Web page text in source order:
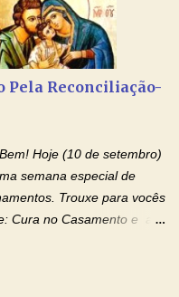
vos conduzir; atrás de vós
abençoar. Ele que vive
Oração De Cura De
no poder de Teu
de todo Nome, que todos
em minha linha de
Pela Reconciliação-
Hoje (10 de setembro)
semana especial de
Trouxe para vocês
Cura no Casamento e a